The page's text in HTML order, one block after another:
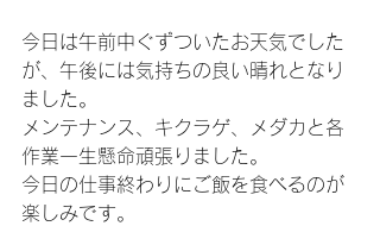
今日は午前中ぐずついたお天気でした
が、午後には気持ちの良い晴れとなり
ました。
メンテナンス、キクラゲ、メダカと各
作業一生懸命頑張りました。
今日の仕事終わりにご飯を食べるのが
楽しみです。